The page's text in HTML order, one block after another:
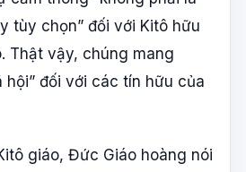
tùy chọn” đối với Kitô hữu
Thật vậy, chúng mang
hội” đối với các tín hữu của
giáo, Đức Giáo hoàng nói